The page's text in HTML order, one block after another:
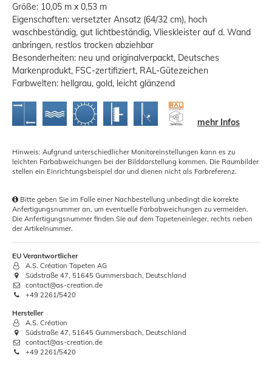
Größe: 10,05 m x 0,53 m
Eigenschaften: versetzter Ansatz (64/32 cm), hoch
waschbeständig, gut lichtbeständig, Vlieskleister auf d. Wand
anbringen, restlos trocken abziehbar
Besonderheiten: neu und originalverpackt, Deutsches
Markenprodukt, FSC-zertifiziert, RAL-Gütezeichen
Farbwelten: hellgrau, gold, leicht glänzend
mehr Infos
Hinweis: Aufgrund unterschiedlicher Monitoreinstellungen kann es zu
leichten Farbabweichungen bei der Bilddarstellung kommen. Die Raumbilder
stellen ein Einrichtungsbeispiel dar und dienen nicht als Farbreferenz.
Bitte geben Sie im Falle einer Nachbestellung unbedingt die korrekte
Anfertigungsnummer an, um eventuelle Farbabweichungen zu vermeiden.
Die Anfertigungsnummer finden Sie auf dem Tapeteneinleger, rechts neben
der Artikelnummer.
EU Verantwortlicher
A.S. Création Tapeten AG
Südstraße 47, 51645 Gummersbach, Deutschland
contact@as-creation.de
+49 2261/5420
Hersteller
A.S. Création
Südstraße 47, 51645 Gummersbach, Deutschland
contact@as-creation.de
+49 2261/5420